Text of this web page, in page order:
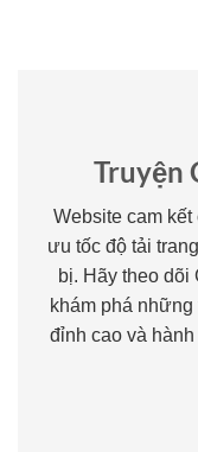
Truyện
Website cam
ưu tốc độ tải
bị. Hãy theo
khám phá
đỉnh cao và